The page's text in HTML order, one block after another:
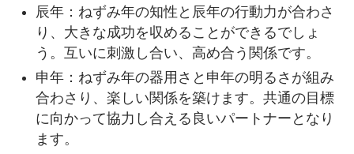
辰年：ねずみ年の知性と辰年の行動力が合わさ
り、大きな成功を収めることができるでしょ
う。互いに刺激し合い、高め合う関係です。
申年：ねずみ年の器用さと申年の明るさが組み
合わさり、楽しい関係を築けます。共通の目標
に向かって協力し合える良いパートナーとなり
ます。